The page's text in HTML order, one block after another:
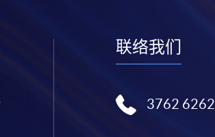
联络我们
3762 6262